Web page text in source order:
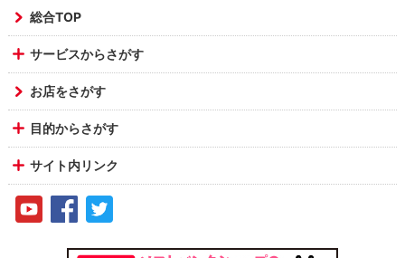
総合TOP
サービスからさがす
お店をさがす
目的からさがす
サイト内リンク